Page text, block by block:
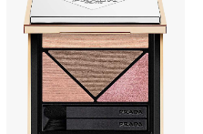
ساعات
هدايا مُعبرة
تسوقوا المجوهرات